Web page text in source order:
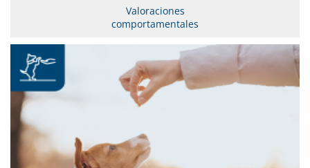
Valoraciones
comportamentales